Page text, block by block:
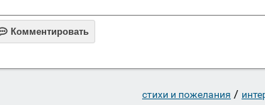
Комментировать
стихи и пожелания /